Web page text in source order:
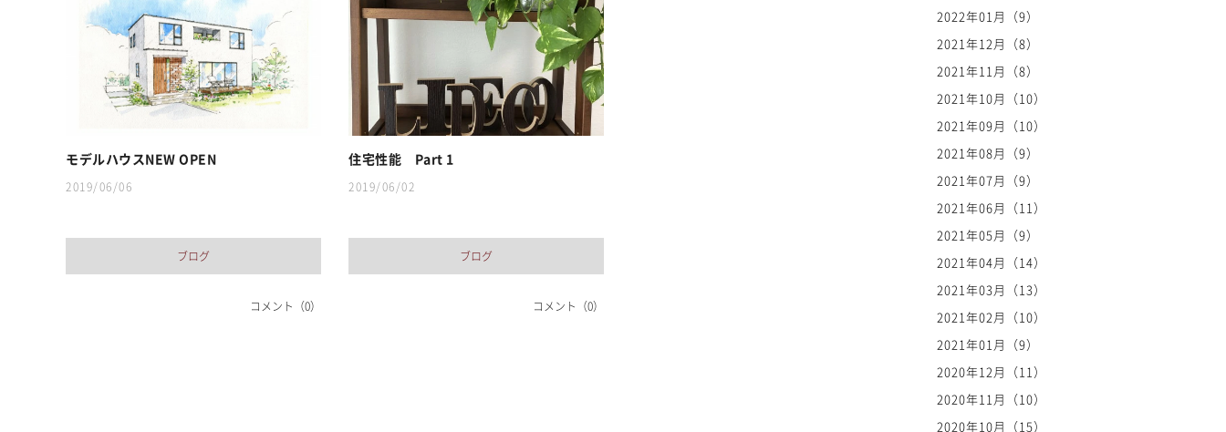
モデルハウスNEW OPEN
2019/06/06
ブログ
コメント（0）
住宅性能 Part 1
2019/06/02
ブログ
コメント（0）
2022年01月（9）
2021年12月（8）
2021年11月（8）
2021年10月（10）
2021年09月（10）
2021年08月（9）
2021年07月（9）
2021年06月（11）
2021年05月（9）
2021年04月（14）
2021年03月（13）
2021年02月（10）
2021年01月（9）
2020年12月（11）
2020年11月（10）
2020年10月（15）